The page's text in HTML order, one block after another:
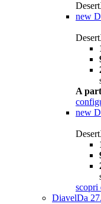
new
A
new
scopri
DiavelDa